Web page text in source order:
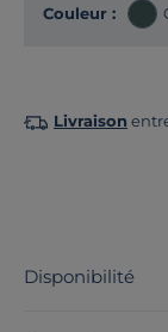
Couleur :
Livraison
Disponibilité